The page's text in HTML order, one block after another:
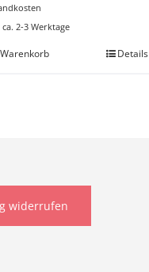
ca. 2-3 Werktage
Details
widerrufen